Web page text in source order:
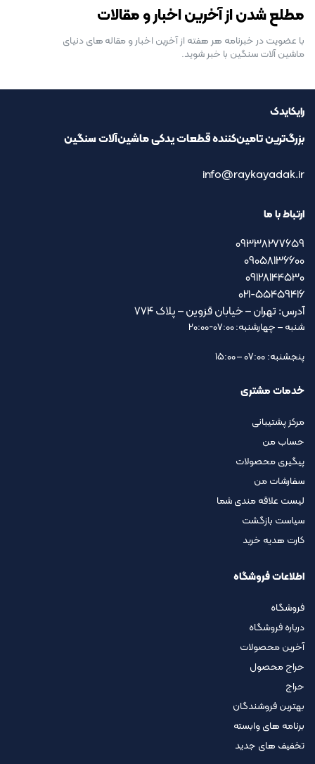
مطلع شدن از آخرین اخبار و مقالات
با عضویت در خبرنامه هر هفته از آخرین اخبار و مقاله های دنیای
ماشین آلات سنگین با خبر شوید.
رایکایدک
بزرگ‌ترین تامین‌کننده قطعات یدکی ماشین‌آلات سنگین
info@raykayadak.ir
ارتباط با ما
09338277659
09058136600
09128144530
021-55459416
آدرس: تهران – خیابان قزوین – پلاک ۷۷۴
شنبه – چهارشنبه: 07:00-20:00
پنجشنبه: 07:00 – 15:00
خدمات مشتری
مرکز پشتیبانی
حساب من
پیگیری محصولات
سفارشات من
لیست علاقه مندی شما
سیاست بازگشت
کارت هدیه خرید
اطلاعات فروشگاه
فروشگاه
درباره فروشگاه
آخرین محصولات
حراج محصول
حراج
بهترین فروشندگان
برنامه های وابسته
تخفیف های جدید